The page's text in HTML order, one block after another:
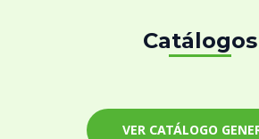
Catálogos
VER CATÁLOGO